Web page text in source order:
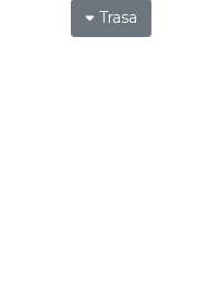
"Trzy
Trasa